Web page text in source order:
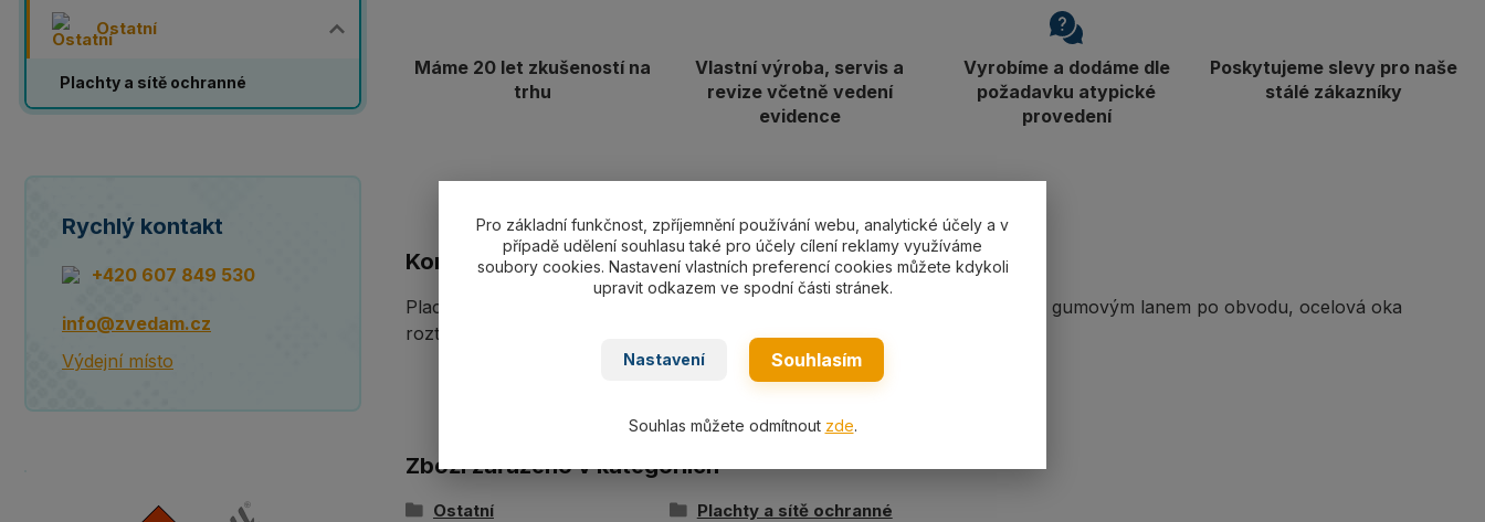
Ostatní
Plachty a sítě ochranné
Rychlý kontakt
+420 607 849 530
info@zvedam.cz
Výdejní místo
Máme 20 let zkušeností na
trhu
Vlastní výroba, servis a
revize včetně vedení
evidence
Vyrobíme a dodáme dle
požadavku atypické
provedení
Poskytujeme slevy pro naše
stálé zákazníky
Kompletní specifikace
Plachta ochranná krycí kontejnerová typ
s gumovým lanem po obvodu, ocelová oka
rozteč 50 cm, UV-stabilní, prodyšná, barva zelená. Hmotnost 3 kg.
Zboží zařazeno v kategoriích
Ostatní Plachty a sítě ochranné
Pro základní funkčnost, zpříjemnění používání webu, analytické účely a v
případě udělení souhlasu také pro účely cílení reklamy využíváme
soubory cookies. Nastavení vlastních preferencí cookies můžete kdykoli
upravit odkazem ve spodní části stránek.
Nastavení Souhlasím
Souhlas můžete odmítnout zde.